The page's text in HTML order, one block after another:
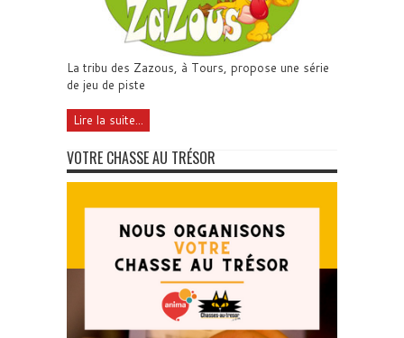
La tribu des Zazous, à Tours, propose une série
de jeu de piste
Lire la suite...
VOTRE CHASSE AU TRÉSOR